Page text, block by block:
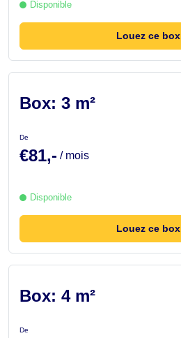
Disponible
Louez ce box
Box: 3 m²
De
€81,- / mois
Disponible
Louez ce box
Box: 4 m²
De